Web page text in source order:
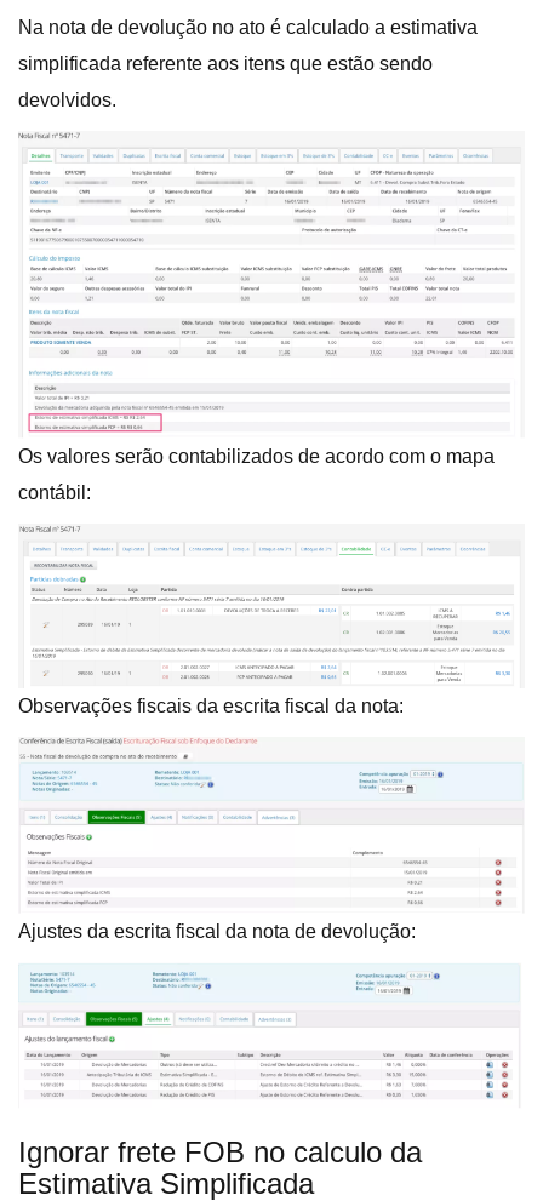
Na nota de devolução no ato é calculado a estimativa
simplificada referente aos itens que estão sendo
devolvidos.
Os valores serão contabilizados de acordo com o mapa
contábil:
Observações fiscais da escrita fiscal da nota:
Ajustes da escrita fiscal da nota de devolução:
Ignorar frete FOB no calculo da
Estimativa Simplificada